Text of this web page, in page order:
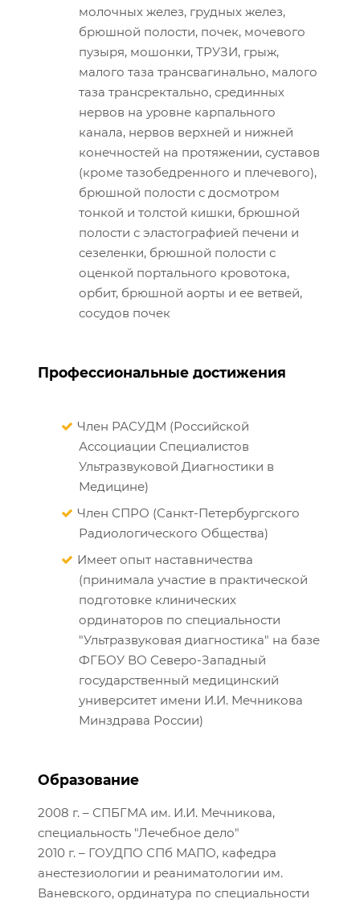
молочных желез, грудных желез,
брюшной полости, почек, мочевого
пузыря, мошонки, ТРУЗИ, грыж,
малого таза трансвагинально, малого
таза трансректально, срединных
нервов на уровне карпального
канала, нервов верхней и нижней
конечностей на протяжении, суставов
(кроме тазобедренного и плечевого),
брюшной полости с досмотром
тонкой и толстой кишки, брюшной
полости с эластографией печени и
сезеленки, брюшной полости с
оценкой портального кровотока,
орбит, брюшной аорты и ее ветвей,
сосудов почек
Профессиональные достижения
Член РАСУДМ (Российской
Ассоциации Специалистов
Ультразвуковой Диагностики в
Медицине)
Член СПРО (Санкт-Петербургского
Радиологического Общества)
Имеет опыт наставничества
(принимала участие в практической
подготовке клинических
ординаторов по специальности
"Ультразвуковая диагностика" на базе
ФГБОУ ВО Северо-Западный
государственный медицинский
университет имени И.И. Мечникова
Минздрава России)
Образование
2008 г. – СПБГМА им. И.И. Мечникова,
специальность "Лечебное дело"
2010 г. – ГОУДПО СПб МАПО, кафедра
анестезиологии и реаниматологии им.
Ваневского, ординатура по специальности